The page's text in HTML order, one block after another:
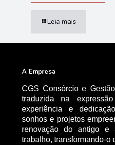
Leia mais
A Empresa
CGS Consórcio e
traduzida na
experiência e
sonhos e projetos
renovação do antigo e
trabalho, transformando-o